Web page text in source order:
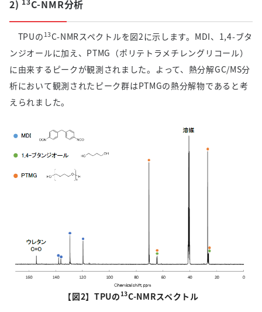
2) C-NMR分析
TPUの 13C-NMRスペクトルを図2に示します。 MDI、 1,4-ブタ
ンジオールに加え、 PTMG （ポリテトラメチレングリコール）
に由来するピークが観測されました。よって、熱分解GC/MS分
析において観測されたピーク群はPTMGの熱分解物であると考
えられました。
【図2】 TPUの13C-NMRスペクトル